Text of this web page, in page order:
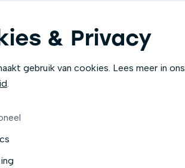
& Privacy
gebruik van cookies. Lees meer in ons
.